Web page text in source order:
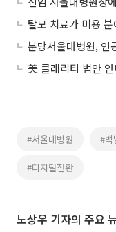
탈모 치료가 미용
분당서울대병원, 인
#서울대병원 #백
#디지털전환
노상우 기자의 주요